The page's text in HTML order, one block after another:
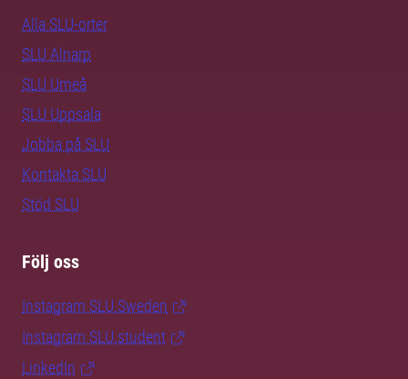
Alla SLU-orter
SLU Alnarp
SLU Umeå
SLU Uppsala
Jobba på SLU
Kontakta SLU
Stöd SLU
Följ oss
Instagram SLU.Sweden
Instagram SLU.student
LinkedIn